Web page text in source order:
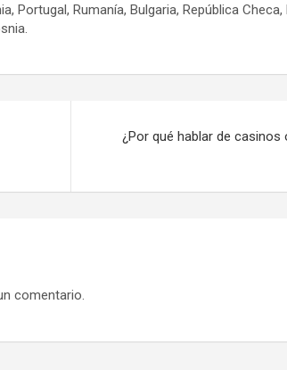
Portugal, Rumanía, Bulgaria, República
¿Por qué hablar de casinos
comentario.